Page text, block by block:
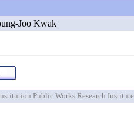
Joo Kwak
Public Works Research Institute